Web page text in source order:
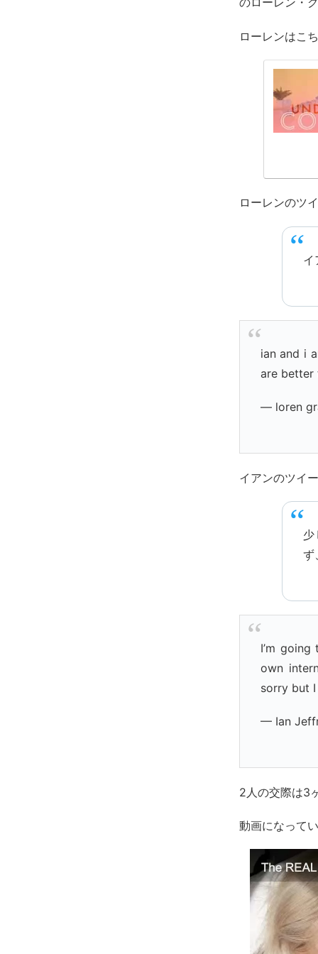
ローレンはこ
ローレンのツ
イ
ian and i
are better
— loren
イアンのツイー
ず
I’m
own
sorry but
— Ian
2人の交際は3
動画になってい